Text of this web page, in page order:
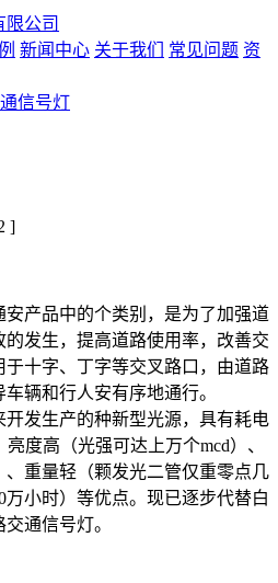
新闻中心 关于我们 常见问题 资
信号灯
]
产品中的个类别，是为了加强道
发生，提高道路使用率，改善交
十字、丁字等交叉路口，由道路
辆和行人安有序地通行。
发生产的种新型光源，具有耗电
度高（光强可达上万个mcd）、
、重量轻（颗发光二管仅重零点几
小时）等优点。现已逐步代替白
通信号灯。